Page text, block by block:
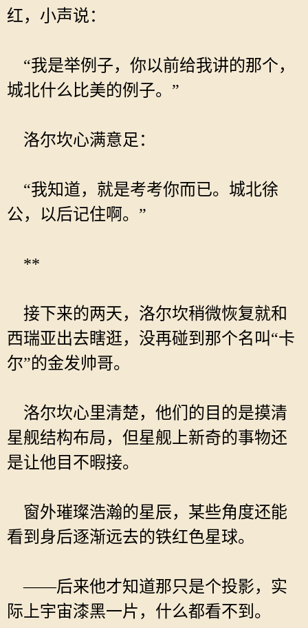
红，小声说：
“我是举例子，你以前给我讲的那个，
城北什么比美的例子。”
洛尔坎心满意足：
“我知道，就是考考你而已。城北徐
公，以后记住啊。”
**
接下来的两天，洛尔坎稍微恢复就和
西瑞亚出去瞎逛，没再碰到那个名叫“卡
尔”的金发帅哥。
洛尔坎心里清楚，他们的目的是摸清
星舰结构布局，但星舰上新奇的事物还
是让他目不暇接。
窗外璀璨浩瀚的星辰，某些角度还能
看到身后逐渐远去的铁红色星球。
——后来他才知道那只是个投影，实
际上宇宙漆黑一片，什么都看不到。